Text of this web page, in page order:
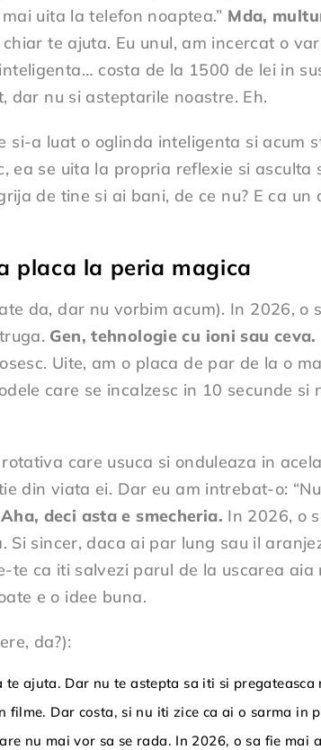
uita la telefon noaptea.” Mda,
te ajuta. Eu unul, am incercat o
costa de la 1500 de lei in
dar nu si asteptarile noastre. Eh.
a luat o oglinda inteligenta si acum
ea se uita la propria reflexie si asculta
de tine si ai bani, de ce nu? E ca
placa la peria magica
da, dar nu vorbim acum). In 2026, o
Gen, tehnologie cu ioni sau ceva.
Uite, am o placa de par de la o
care se incalzesc in 10 secunde
care usuca si onduleaza in
din viata ei. Dar eu am intrebat-o:
Aha, deci asta e smecheria. In 2026, o
sincer, daca ai par lung sau il
ca iti salvezi parul de la uscarea
e o idee buna.
da?):
ajuta. Dar nu te astepta sa iti si pregateasca
filme. Dar costa, si nu iti zice ca ai o sarma in
nu mai vor sa se rada. In 2026, o sa fie mai